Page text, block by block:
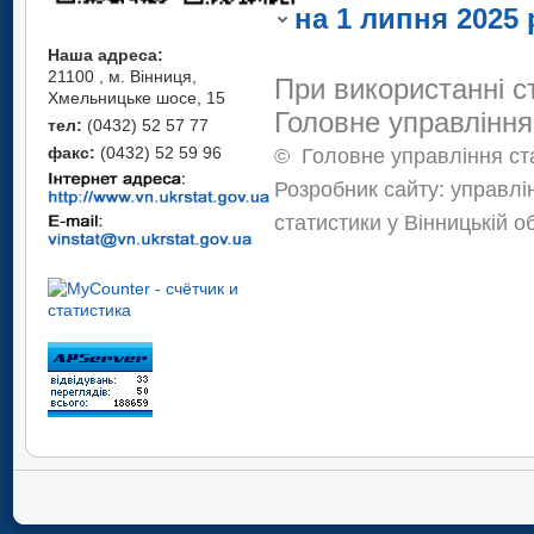
Наша адреса:
21100 , м. Вінниця,
Хмельницьке шосе, 15
тел: (0432) 52 57 77
факс: (0432) 52 59 96
на 1 липня 2025
статистичної
При використанні
Головне
© Головне управління
Розробник сайту:
статистики у Вінницькій